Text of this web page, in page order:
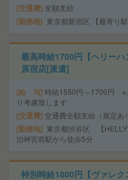
交通費 全額支給
勤務地 東京都新宿区 【最寄り
最高時給1700円【ヘリー
原宿店[派遣]
給 与 時給1550円～1700円 ※
り考慮致します
交通費 交通費全額支給（規定あ
勤務地
東京都渋谷区 【
治神宮前駅から徒歩5分
特別時給1800円【ヴァレ